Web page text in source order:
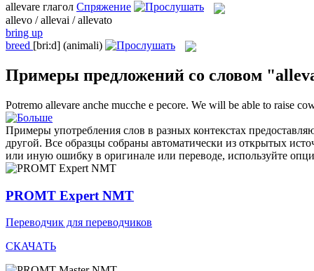
allevare глагол Спряжение
allevo / allevai / allevato
bring up
breed [bri:d] (animali)
Примеры предложений со словом
Potremo allevare anche mucche e pecore. We will be able to raise
Примеры употребления слов в разных контекстах
другой. Все образцы собраны автоматически из открытых
или иную ошибку в оригинале или переводе, используйте
PROMT Expert NMT
Переводчик для переводчиков
СКАЧАТЬ